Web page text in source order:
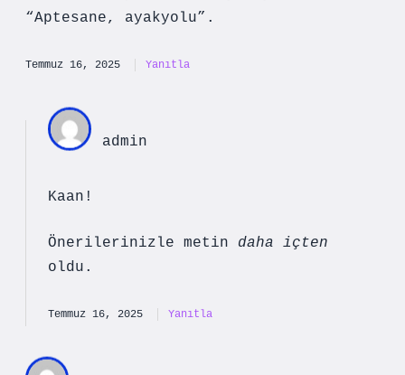
“Aptesane, ayakyolu”.
Temmuz 16, 2025 Yanıtla
admin
Kaan!
Önerilerinizle metin daha içten
oldu.
Temmuz 16, 2025 Yanıtla